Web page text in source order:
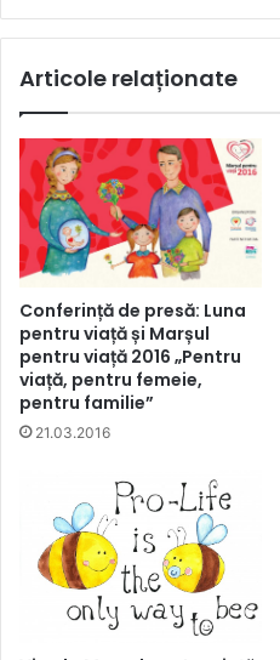
Articole relaționate
Conferință de presă: Luna
pentru viață și Marșul
pentru viață 2016 „Pentru
viață, pentru femeie,
pentru familie”
21.03.2016